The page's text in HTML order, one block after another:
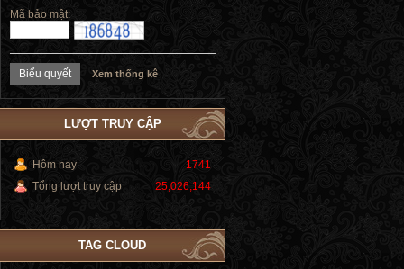
Mã bảo mật:
Xem thống kê
LƯỢT TRUY CẬP
Hôm nay
1741
Tổng lượt truy cập
25,026,144
TAG CLOUD